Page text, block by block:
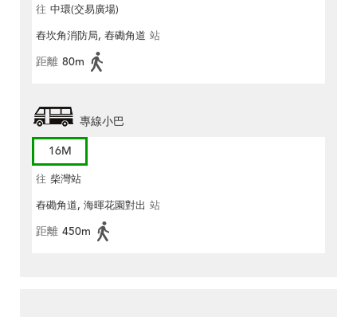
往 中環(交易廣場)
舂坎角消防局, 舂磡角道 站
距離 80m
專線小巴
16M
往 柴灣站
舂磡角道, 海暉花園對出 站
距離 450m